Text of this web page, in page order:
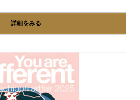
詳細をみる